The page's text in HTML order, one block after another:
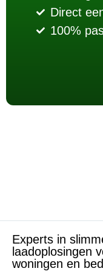
Direct
100%
Experts in
laadoplosingen
woningen en